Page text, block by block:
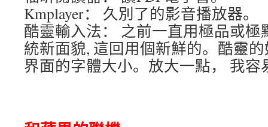
Kmplayer： 久別了的影音播放器。
酷靈輸入法： 之前一直用極品或極
統新面貌, 這回用個新鮮的。酷靈
界面的字體大小。放大一點， 我容